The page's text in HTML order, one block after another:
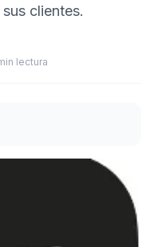
clientes.
lectura